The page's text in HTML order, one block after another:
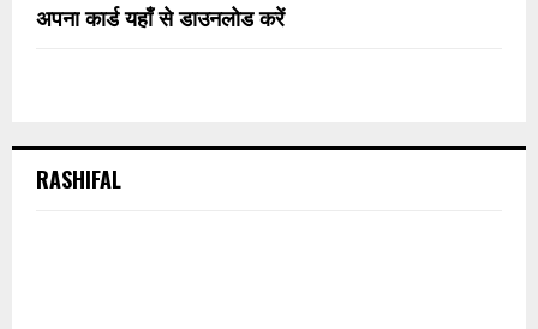
अपना कार्ड यहाँ से डाउनलोड करें
RASHIFAL